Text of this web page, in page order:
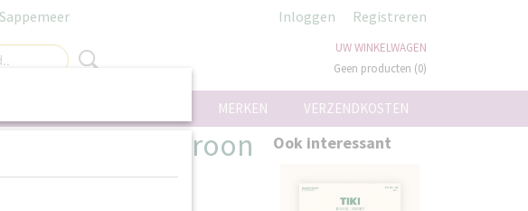
Inloggen Registreren
UW WINKELWAGEN
Geen producten (0)
VERZENDKOSTEN
MERKEN
- papieren patroon Ook interessant